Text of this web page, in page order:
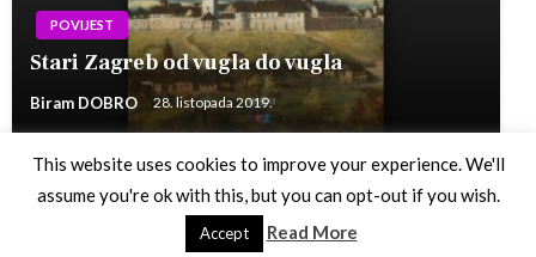
POVIJEST
Stari Zagreb od vugla do vugla
Biram DOBRO 28. listopada 2019.
Theme by Silk Themes
This website uses cookies to improve your experience. We'll
assume you're ok with this, but you can opt-out if you wish.
Accept Read More